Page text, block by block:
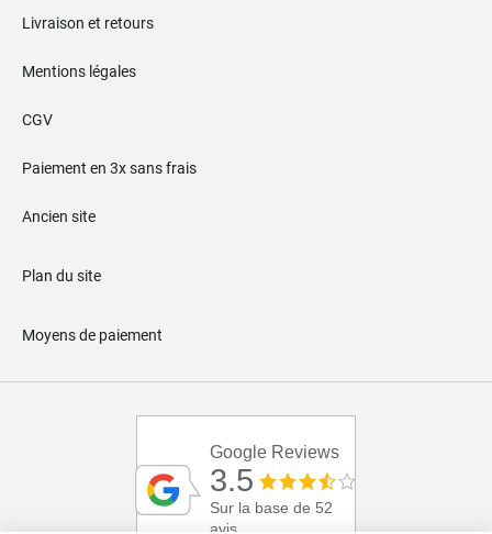
Livraison et retours
Mentions légales
CGV
Paiement en 3x sans frais
Ancien site
Plan du site
Moyens de paiement
Google Reviews
3.5
Sur la base de 52
avis